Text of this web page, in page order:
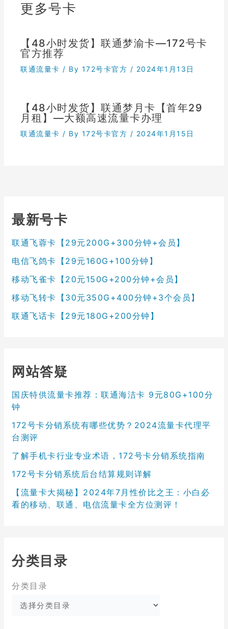
更多号卡
【48小时发货】联通梦渝卡—172号卡
官方推荐
联通流量卡 / By 172号卡官方 / 2024年1月13日
【48小时发货】联通梦月卡【首年29
月租】—大额高速流量卡办理
联通流量卡 / By 172号卡官方 / 2024年1月15日
最新号卡
联通飞蓉卡【29元200G+300分钟+会员】
电信飞鸽卡【29元160G+100分钟】
移动飞雀卡【20元150G+200分钟+会员】
移动飞转卡【30元350G+400分钟+3个会员】
联通飞话卡【29元180G+200分钟】
网站答疑
国庆特供流量卡推荐：联通海洁卡 9元80G+100分
钟
172号卡分销系统有哪些优势？2024流量卡代理平
台测评
了解手机卡行业专业术语，172号卡分销系统指南
172号卡分销系统后台结算规则详解
【流量卡大揭秘】2024年7月性价比之王：小白必
看的移动、联通、电信流量卡全方位测评！
分类目录
分类目录